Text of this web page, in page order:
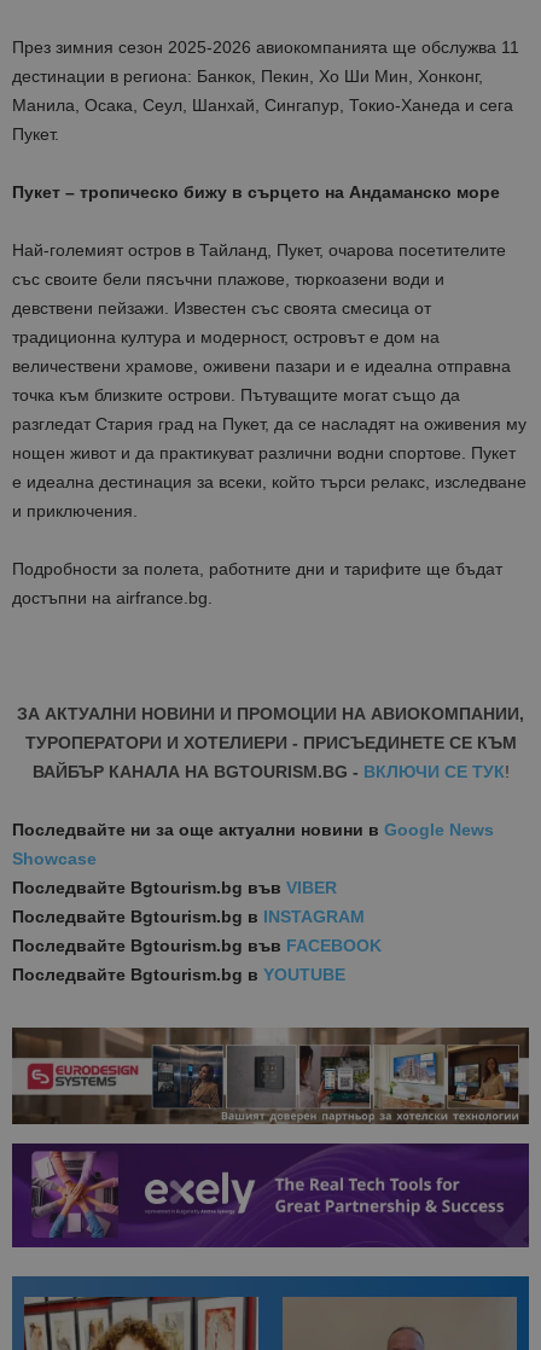
През зимния сезон 2025-2026 авиокомпанията ще обслужва 11
дестинации в региона: Банкок, Пекин, Хо Ши Мин, Хонконг,
Манила, Осака, Сеул, Шанхай, Сингапур, Токио-Ханеда и сега
Пукет.
Пукет – тропическо бижу в сърцето на Андаманско море
Най-големият остров в Тайланд, Пукет, очарова посетителите
със своите бели пясъчни плажове, тюркоазени води и
девствени пейзажи. Известен със своята смесица от
традиционна култура и модерност, островът е дом на
величествени храмове, оживени пазари и е идеална отправна
точка към близките острови. Пътуващите могат също да
разгледат Стария град на Пукет, да се насладят на оживения му
нощен живот и да практикуват различни водни спортове. Пукет
е идеална дестинация за всеки, който търси релакс, изследване
и приключения.
Подробности за полета, работните дни и тарифите ще бъдат
достъпни на airfrance.bg.
ЗА АКТУАЛНИ НОВИНИ И ПРОМОЦИИ НА АВИОКОМПАНИИ,
ТУРОПЕРАТОРИ И ХОТЕЛИЕРИ - ПРИСЪЕДИНЕТЕ СЕ КЪМ
ВАЙБЪР КАНАЛА НА BGTOURISM.BG - ВКЛЮЧИ СЕ ТУК!
Последвайте ни за още актуални новини в Google News
Showcase
Последвайте Bgtourism.bg във VIBER
Последвайте Bgtourism.bg в INSTAGRAM
Последвайте Bgtourism.bg във FACEBOOK
Последвайте Bgtourism.bg в YOUTUBE